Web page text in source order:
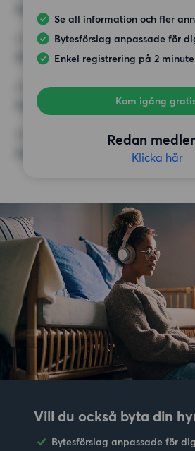
Se all information och fler
Bytesförslag anpassade för
Enkel registrering på 2
Kom igång
Redan
Klicka här
HÖGSTA HYRA
25 000 kr
Inga speciella krav
ÖVRIGA PREFERENSER
Inga speciella preferenser
Vill du också byta din
Bytesförslag anpassade för dig